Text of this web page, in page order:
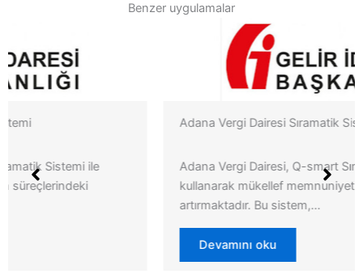
Benzer uygulamalar
Adana Vergi Dairesi Sıramatik Sistemi
Adana Vergi Dairesi, Q-smart Sıramatik Sistemi
kullanarak mükellef memnuniyetini ve işlem verimliliğini